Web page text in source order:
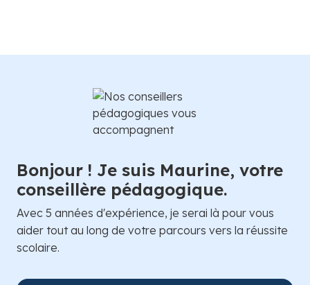
Bonjour ! Je suis Maurine, votre
conseillère pédagogique.
Avec 5 années d'expérience, je serai là pour vous
aider tout au long de votre parcours vers la réussite
scolaire.